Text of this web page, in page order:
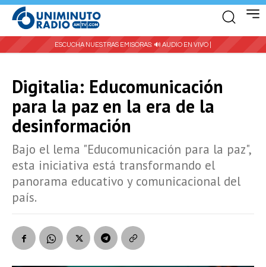
ESCUCHA NUESTRAS EMISORAS: 🔊 AUDIO EN VIVO |
Digitalia: Educomunicación
para la paz en la era de la
desinformación
Bajo el lema "Educomunicación para la paz",
esta iniciativa está transformando el
panorama educativo y comunicacional del
país.